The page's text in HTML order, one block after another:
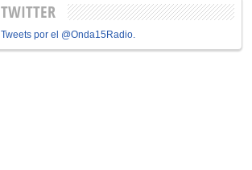
TWITTER
Tweets por el @Onda15Radio.